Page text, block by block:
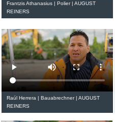
Frant­zis Atha­na­sius | Polier | AUGUST
REINERS
Raúl Her­rera | Bau­ab­rech­ner | AUGUST
REINERS